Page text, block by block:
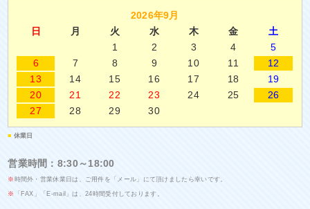
2026年9月
日
月 火 水 木 金
土
1
2 3 4
5
6
7 8 9 10 11
12
13
14 15 16 17 18
19
20
21 22 23 24 25
26
27
28 29 30
■ 休業日
営業時間：8:30～18:00
※ 時間外・営業休業日は、ご用件を「メール」にて頂けましたら幸いです。
※ 「FAX」「E-mail」は、24時間受付しております。